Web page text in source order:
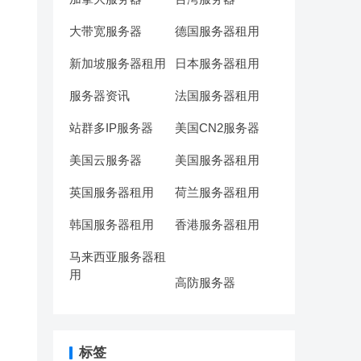
大带宽服务器 德国服务器租用
新加坡服务器租用 日本服务器租用
服务器资讯 法国服务器租用
站群多IP服务器 美国CN2服务器
美国云服务器 美国服务器租用
英国服务器租用 荷兰服务器租用
韩国服务器租用 香港服务器租用
马来西亚服务器租
用
高防服务器
标签